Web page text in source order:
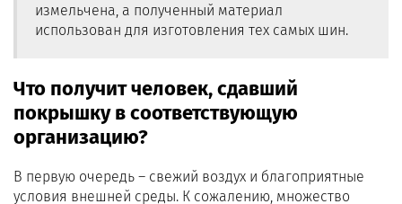
измельчена, а полученный материал
использован для изготовления тех самых шин.
Что получит человек, сдавший
покрышку в соответствующую
организацию?
В первую очередь – свежий воздух и благоприятные
условия внешней среды. К сожалению, множество